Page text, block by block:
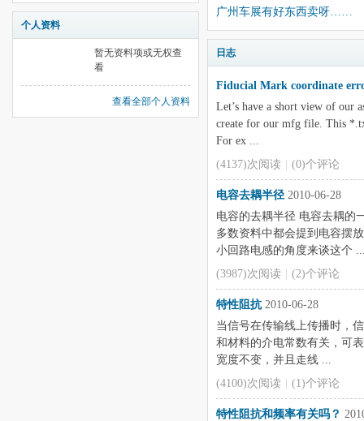
个人资料
暂无资料项或无权查
看
查看全部个人资料
广州车展有好东西卖呀……
日志
Fiducial Mark coordinate
Let’s have a short view of our
create for our mfg file. This
For ex ...
(4137)次阅读 | (0)个评论
电容去耦半径 2010-06-28
电容的去耦半径 电容去耦的
多数资料中都会提到电容摆
小回路电感的角度来谈这个
(3987)次阅读 | (2)个评论
特性阻抗2010-06-28
当信号在传输线上传播时，
和材料的介电常数有关，可
宽度不变，并且走线 ...
(4100)次阅读 | (1)个评论
特性阻抗和频率有关吗？